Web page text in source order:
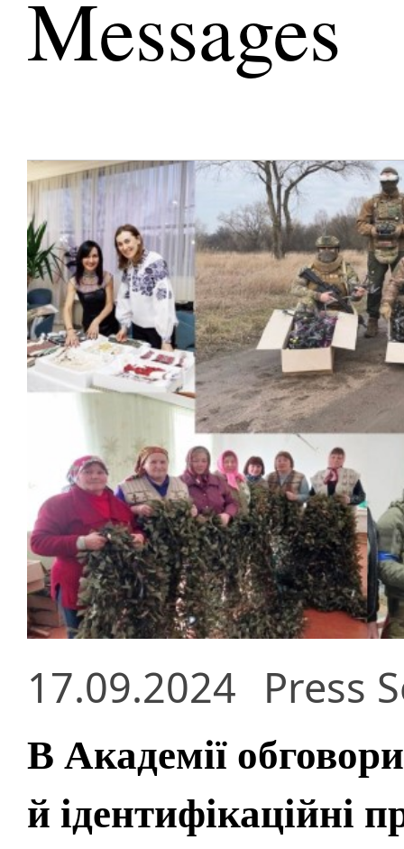
Messages
17.09.2024 Press
В Академії
й ідентифікаційні